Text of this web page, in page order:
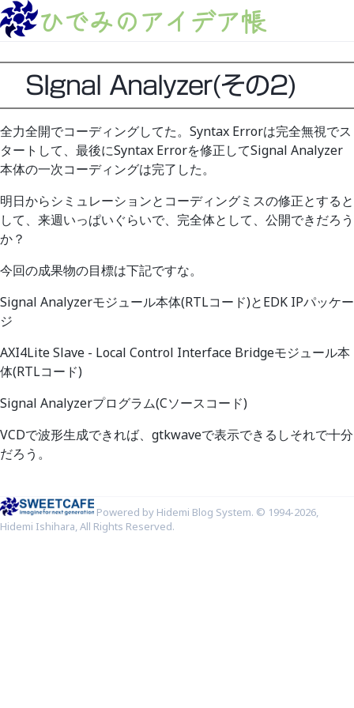
ひでみのアイデア帳
SIgnal Analyzer(その2)
全力全開でコーディングしてた。Syntax Errorは完全無視でス
タートして、最後にSyntax Errorを修正してSignal Analyzer
本体の一次コーディングは完了した。
明日からシミュレーションとコーディングミスの修正とすると
して、来週いっぱいぐらいで、完全体として、公開できだろう
か？
今回の成果物の目標は下記ですな。
Signal Analyzerモジュール本体(RTLコード)とEDK IPパッケー
ジ
AXI4Lite Slave - Local Control Interface Bridgeモジュール本
体(RTLコード)
Signal Analyzerプログラム(Cソースコード)
VCDで波形生成できれば、gtkwaveで表示できるしそれで十分
だろう。
Powered by Hidemi Blog System. © 1994-2026,
Hidemi Ishihara, All Rights Reserved.